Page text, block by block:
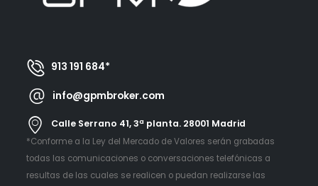
913 191 684*
info@gpmbroker.com
Calle Serrano 41, 3ª planta. 28001 Madrid
*Conforme a la Ley del Mercado de Valores serán grabadas
todas las comunicaciones o conversaciones telefónicas a
resultas de las cuales se realicen o puedan realizarse las